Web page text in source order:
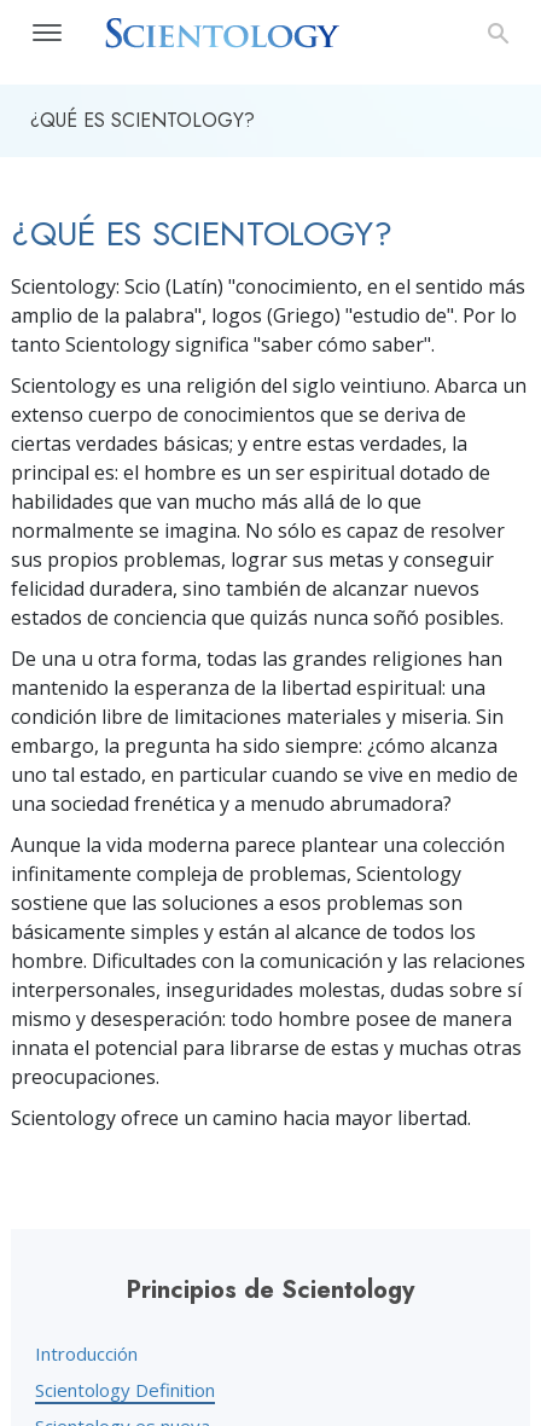
¿QUÉ ES SCIENTOLOGY?
¿QUÉ ES SCIENTOLOGY?
Scientology: Scio (Latín) "conocimiento, en el sentido más
amplio de la palabra", logos (Griego) "estudio de". Por lo
tanto Scientology significa "saber cómo saber".
Scientology es una religión del siglo veintiuno. Abarca un
extenso cuerpo de conocimientos que se deriva de
ciertas verdades básicas; y entre estas verdades, la
principal es: el hombre es un ser espiritual dotado de
habilidades que van mucho más allá de lo que
normalmente se imagina. No sólo es capaz de resolver
sus propios problemas, lograr sus metas y conseguir
felicidad duradera, sino también de alcanzar nuevos
estados de conciencia que quizás nunca soñó posibles.
De una u otra forma, todas las grandes religiones han
mantenido la esperanza de la libertad espiritual: una
condición libre de limitaciones materiales y miseria. Sin
embargo, la pregunta ha sido siempre: ¿cómo alcanza
uno tal estado, en particular cuando se vive en medio de
una sociedad frenética y a menudo abrumadora?
Aunque la vida moderna parece plantear una colección
infinitamente compleja de problemas, Scientology
sostiene que las soluciones a esos problemas son
básicamente simples y están al alcance de todos los
hombre. Dificultades con la comunicación y las relaciones
interpersonales, inseguridades molestas, dudas sobre sí
mismo y desesperación: todo hombre posee de manera
innata el potencial para librarse de estas y muchas otras
preocupaciones.
Scientology ofrece un camino hacia mayor libertad.
Principios de Scientology
Introducción
Scientology Definition